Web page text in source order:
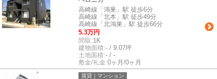
高崎線「鴻巣」駅 徒歩6分
高崎線「北本」駅 徒歩49分
高崎線「北鴻巣」駅 徒歩66分
5.3万円
間取:1K
建物面積:- / 9.07坪
土地面積:- / -
敷金/礼金:0ヶ月/0ヶ月
賃貸｜マンション